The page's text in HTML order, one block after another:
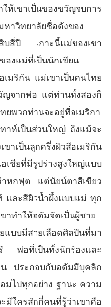
ราวต่อเนื่องกันมา....
Rhythms Of Love ]
King ]
Of Mafia ]
Mafia’s Fairy ]
ลำดับที่ 5 ;  จอมใจมาเฟีย [ Mafia’s Beloved ]
ห้เขาเป็นของขวัญจบการ
าวิทยาลัยชื่อดังของ
สิบสี่ปี เกาะนี้แม่ของเขา
องแม่ที่เป็นนักเขียน
มริกัน แม่เขาเป็นคนไทย
ญจากพ่อ แต่ท่านทั้งสองก็
ยพวกท่านจะอยู่ที่อเมริกา
าห์เป็นส่วนใหญ่ ถึงแม้จะ
าเป็นลูกครึ่งผิวสีอเมริกัน
เชียที่มีรูปร่างสูงใหญ่แบบ
หกฟุต แต่นัยน์ตาสีเขียว
และสีผิวน้ำผึ้งแบบแม่ ทุก
าทำให้อดัมจัดเป็นผู้ชาย
แบบมีสายเลือดศิลปินที่มา
พ่อที่เป็นทั้งนักร้องและ
น ประกอบกับอดัมมีบุคลิก
มไปทุกอย่าง ฐานะ ความ
ครสักกี่คนที่รู้ว่าเขาคือ